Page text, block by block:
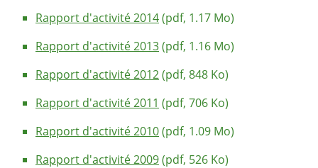
Rapport d'activité 2014(pdf, 1.17 Mo)
Rapport d'activité 2013(pdf, 1.16 Mo)
Rapport d'activité 2012(pdf, 848 Ko)
Rapport d'activité 2011 (pdf, 706 Ko)
Rapport d'activité 2010(pdf, 1.09 Mo)
Rapport d'activité 2009(pdf, 526 Ko)